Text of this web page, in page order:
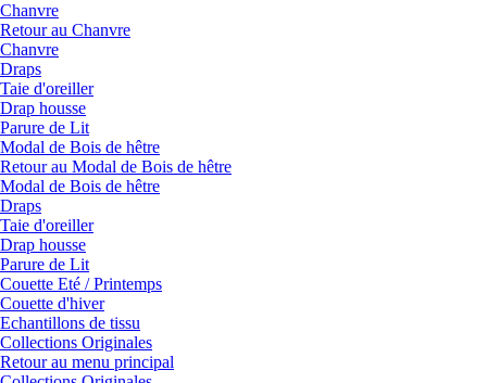
Chanvre
Retour au Chanvre
Chanvre
Draps
Taie d'oreiller
Drap housse
Parure de Lit
Modal de Bois de hêtre
Retour au Modal de Bois de hêtre
Modal de Bois de hêtre
Draps
Taie d'oreiller
Drap housse
Parure de Lit
Couette Eté / Printemps
Couette d'hiver
Echantillons de tissu
Collections Originales
Retour au menu principal